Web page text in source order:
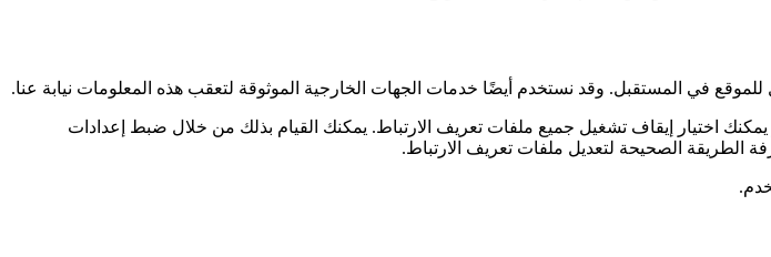
في المستقبل. وقد نستخدم أيضًا خدمات الجهات الخارجية الموثوقة لتعقب هذه المعلومات نيابة عنا.
اختيار إيقاف تشغيل جميع ملفات تعريف الارتباط. يمكنك القيام بذلك من خلال ضبط إعدادات
الطريقة الصحيحة لتعديل ملفات تعريف الارتباط.